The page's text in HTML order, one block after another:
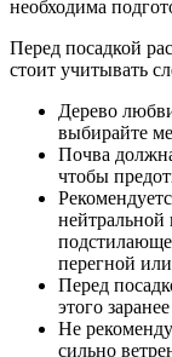
необходима
Перед посадкой
стоит учитывать
Дерево
выбирайте
Почва
чтобы
нейтральной
перегной
Перед
этого
Не
сильно